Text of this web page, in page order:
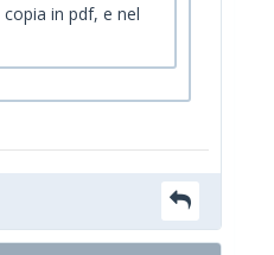
in pdf, e nel